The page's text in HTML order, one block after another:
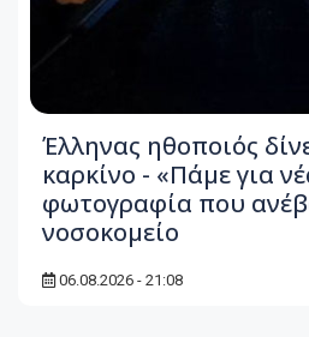
Έλληνας ηθοποιός
καρκίνο - «Πάμε για
φωτογραφία που
νοσοκομείο
06.08.2026 - 21:08